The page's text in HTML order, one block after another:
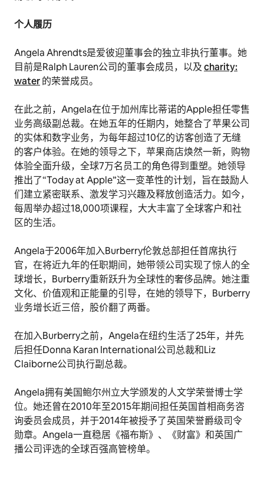
个人履历
Angela Ahrendts是爱彼迎董事会的独立非执行董事。她
目前是Ralph Lauren公司的董事会成员，以及charity:
water的荣誉成员。
在此之前，Angela在位于加州库比蒂诺的Apple担任零售
业务高级副总裁。在她五年的任期内，她整合了苹果公司
的实体和数字业务，为每年超过10亿的访客创造了无缝
的客户体验。在她的领导之下，苹果商店焕然一新，购物
体验全面升级，全球7万名员工的角色得到重塑。她领导
推出了“Today at Apple”这一变革性的计划，旨在鼓励人
们建立紧密联系、激发学习兴趣及释放创造活力。如今，
每周举办超过18,000项课程，大大丰富了全球客户和社
区的生活。
Angela于2006年加入Burberry伦敦总部担任首席执行
官，在将近九年的任职期间，她带领公司实现了惊人的全
球增长，Burberry重新跃升为全球性的奢侈品牌。她注重
文化、价值观和正能量的引导，在她的领导下，Burberry
业务增长近三倍，股价翻了两番。
在加入Burberry之前，Angela在纽约生活了25年，并先
后担任Donna Karan International公司总裁和Liz
Claiborne公司执行副总裁。
Angela拥有美国鲍尔州立大学颁发的人文学荣誉博士学
位。她还曾在2010年至2015年期间担任英国首相商务咨
询委员会成员，并于2014年被授予了英国荣誉爵级司令
勋章。Angela一直稳居《福布斯》、《财富》和英国广
播公司评选的全球百强高管榜单。